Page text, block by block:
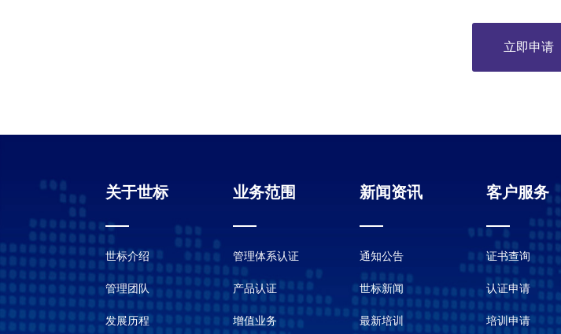
立即申请
关于世标
世标介绍
管理团队
发展历程
业务范围
管理体系认证
产品认证
增值业务
新闻资讯
通知公告
世标新闻
最新培训
客户服务
证书查询
认证申请
培训申请